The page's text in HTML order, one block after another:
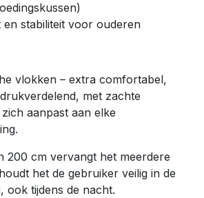
stabiliteit voor ouderen
vlokken – extra comfortabel,
met zachte
aanpast aan elke
200 cm vervangt het meerdere
het de gebruiker veilig in de
ook tijdens de nacht.